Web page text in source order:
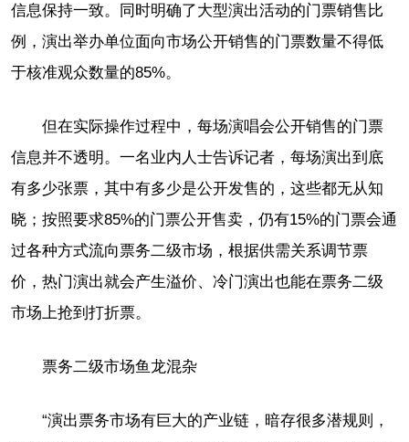
信息保持一致。同时明确了大型演出活动的门票销售比
例，演出举办单位面向市场公开销售的门票数量不得低
于核准观众数量的85%。
但在实际操作过程中，每场演唱会公开销售的门票
信息并不透明。一名业内人士告诉记者，每场演出到底
有多少张票，其中有多少是公开发售的，这些都无从知
晓；按照要求85%的门票公开售卖，仍有15%的门票会通
过各种方式流向票务二级市场，根据供需关系调节票
价，热门演出就会产生溢价、冷门演出也能在票务二级
市场上抢到打折票。
票务二级市场鱼龙混杂
“演出票务市场有巨大的产业链，暗存很多潜规则，